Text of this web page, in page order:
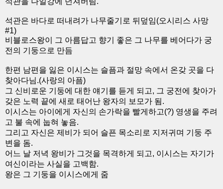
석관은 바다로 떠내려가 나무줄기로 뒤덮임(오시리스 사망
#1)
비블로스왕이 그 아름답고 향기 좋은 그 나무를 베어다가 궁
전의 기둥으로 만듬
한편 남편을 잃은 이시스는 슬픔과 절망 속에서 온갖 곳을 다
찾아다님.(사랑의 아픔)
그 신비로운 기둥에 대한 얘기를 듣게 되고, 그 궁전에 찾아가
갖은 노력 끝에 새로 태어난 왕자의 보모가 됨.
이시스는 아이에게 자신의 손가락을 빨게하고(?) 영생을 주려
고 불 속에 눕혀 놓음.
그리고 자신은 제비가 되어 슬픈 목소리로 지저귀며 기둥 주
변을 돔.
어느 날 저녁 왕비가 그것을 목격하게 되고, 이시스는 자기가
여신이라는 사실을 고백함.
왕은 그 기둥을 이시스에게 줌